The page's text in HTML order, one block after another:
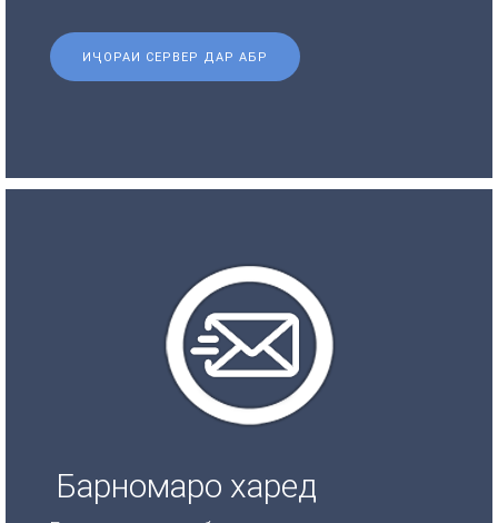
ИҶОРАИ СЕРВЕР ДАР АБР
Барномаро харед